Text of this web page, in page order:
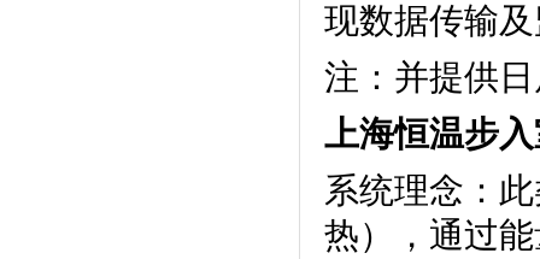
现数据传输及监
注：并提
上海恒温步
系统理念
热），通